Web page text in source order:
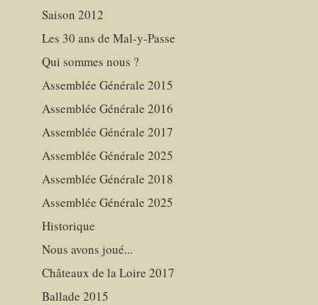
Saison 2012
Les 30 ans de Mal-y-Passe
Qui sommes nous ?
Assemblée Générale 2015
Assemblée Générale 2016
Assemblée Générale 2017
Assemblée Générale 2025
Assemblée Générale 2018
Assemblée Générale 2025
Historique
Nous avons joué...
Châteaux de la Loire 2017
Ballade 2015